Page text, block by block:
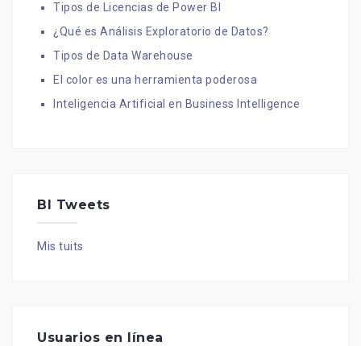
Tipos de Licencias de Power BI
¿Qué es Análisis Exploratorio de Datos?
Tipos de Data Warehouse
El color es una herramienta poderosa
Inteligencia Artificial en Business Intelligence
BI Tweets
Mis tuits
Usuarios en línea